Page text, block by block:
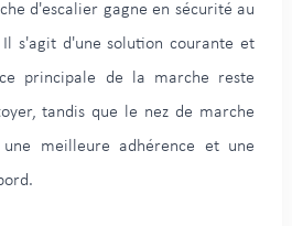
d'escalier gagne en sécurité au
s'agit d'une solution courante et
principale de la marche reste
tandis que le nez de marche
meilleure adhérence et une